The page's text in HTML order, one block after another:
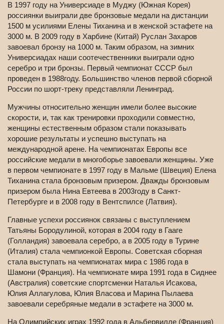
В 1997 году на Универсиаде в Муджу (Южная Корея)
россиянки выиграли две бронзовые медали на дистанции
1500 м усилиями Елены Тиханина и в женской эстафете на
3000 м. В 2009 году в Харбине (Китай) Руслан Захаров
завоевал бронзу на 1000 м. Таким образом, на зимних
Универсиадах наши соотечественники выиграли одно
серебро и три бронзы. Первый чемпионат СССР был
проведен в 1988году. Большинство членов первой сборной
России по шорт-треку представляли Ленинград.
Мужчины относительно женщин имели более высокие
скорости, и, так как тренировки проходили совместно,
женщины естественным образом стали показывать
хорошие результаты и успешно выступать на
международной арене. На чемпионатах Европы все
российские медали в многоборье завоевали женщины. Уже
в первом чемпионате в 1997 году в Мальме (Швеция) Елена
Тиханина стала бронзовым призером. Дважды бронзовым
призером была Нина Евтеева в 2003году в Санкт-
Петербурге и в 2008 году в Вентспилсе (Латвия).
Главные успехи россиянок связаны с выступлением
Татьяны Бородулиной, которая в 2004 году в Гааге
(Голландия) завоевала серебро, а в 2005 году в Турине
(Италия) стала чемпионкой Европы. Советская сборная
стала выступать на чемпионатах мира с 1986 года в
Шамони (Франция). На чемпионате мира 1991 года в Сиднее
(Австралия) советские спортсменки Наталья Исакова,
Юлия Аллагулова, Юлия Власова и Марина Пылаева
завоевали серебряные медали в эстафете на 3000 м.
На Олимпийских играх 1992 года в Альбервилле (Франция)